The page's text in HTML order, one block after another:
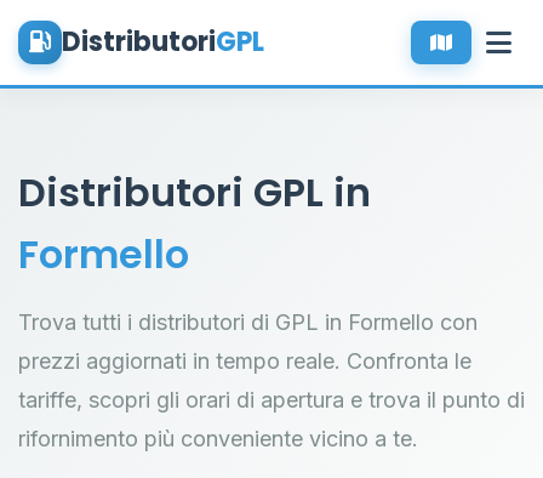
DistributoriGPL
Distributori GPL in
Formello
Trova tutti i distributori di GPL in Formello con
prezzi aggiornati in tempo reale. Confronta le
tariffe, scopri gli orari di apertura e trova il punto di
rifornimento più conveniente vicino a te.